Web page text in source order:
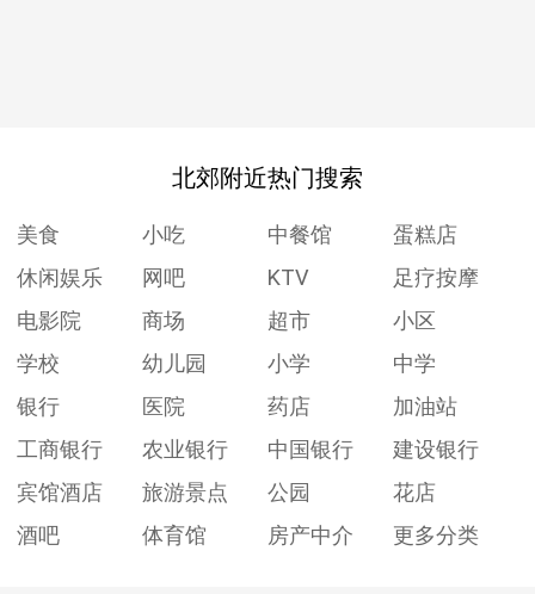
北郊附近热门搜索
美食 小吃 中餐馆
蛋糕店
休闲娱乐
网吧 KTV
足疗按摩
电影院
商场 超市
小区
学校
幼儿园 小学
中学
银行
医院 药店
加油站
工商银行
农业银行 中国银行
建设银行
宾馆酒店
旅游景点 公园
花店
酒吧
体育馆 房产中介 更多分类